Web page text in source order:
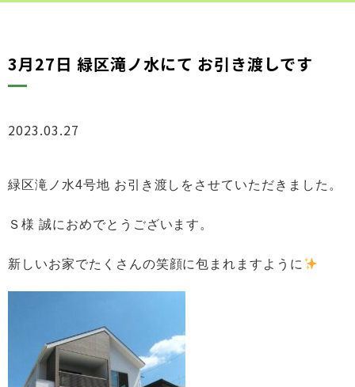
3月27日 緑区滝ノ水にて お引き渡しです
2023.03.27
緑区滝ノ水4号地 お引き渡しをさせていただきました。
Ｓ様 誠におめでとうございます。
新しいお家でたくさんの笑顔に包まれますように